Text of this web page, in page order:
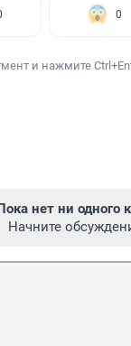
0
и нажмите
нет ни одного
Начните